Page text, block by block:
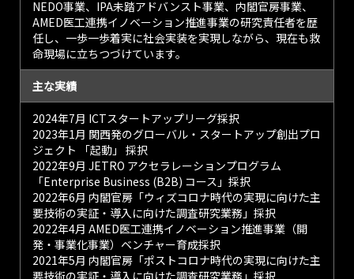
NEDO事業、IPA未踏アドバンスト事業、内閣官房事業、
AMED医工連携イノベーション推進事業の研究責任者を歴
任し、一歩一歩着実に社会実装を実現しながら、現在も救
命現場に立ちつづけています。
主な実績
2024年7月 ICTスタートアップリーグ採択
2023年1月 関西発のグローバル・スタートアップ創出プロ
ジェクト 「起動」 採択
2022年9月 JETRO アクセラレーションプログラム
「Enterprise Business (B2B) コース」採択
2022年6月 内閣官房「ウィズコロナ時代の実現に向けた主
要技術の実証・導入に向けた調査研究業務」採択
2022年4月 AMED医工連携イノベーション推進事業（開
発・事業化事業）ベンチャー育成採択
2021年5月 内閣官房「ポストコロナ時代の実現に向けた主
要技術の実証・導入に向けた調査研究業務」採択